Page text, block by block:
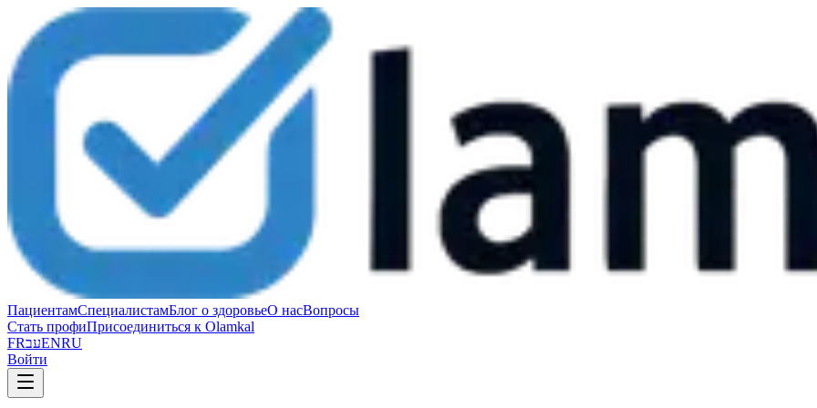
ПациентамСпециалистамБлог о здоровьеО насВопросы
Стать профиПрисоединиться к Olamkal
FRעבENRU
Войти